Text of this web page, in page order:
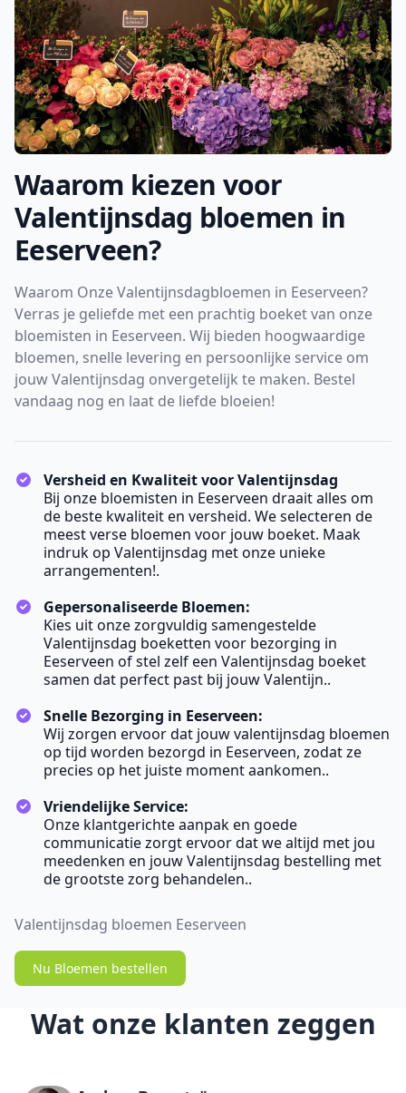
Waarom kiezen voor
Valentijnsdag bloemen in
Eeserveen?
Waarom Onze Valentijnsdagbloemen in Eeserveen?
Verras je geliefde met een prachtig boeket van onze
bloemisten in Eeserveen. Wij bieden hoogwaardige
bloemen, snelle levering en persoonlijke service om
jouw Valentijnsdag onvergetelijk te maken. Bestel
vandaag nog en laat de liefde bloeien!
Versheid en Kwaliteit voor Valentijnsdag
Bij onze bloemisten in Eeserveen draait alles om
de beste kwaliteit en versheid. We selecteren de
meest verse bloemen voor jouw boeket. Maak
indruk op Valentijnsdag met onze unieke
arrangementen!.
Gepersonaliseerde Bloemen:
Kies uit onze zorgvuldig samengestelde
Valentijnsdag boeketten voor bezorging in
Eeserveen of stel zelf een Valentijnsdag boeket
samen dat perfect past bij jouw Valentijn..
Snelle Bezorging in Eeserveen:
Wij zorgen ervoor dat jouw valentijnsdag bloemen
op tijd worden bezorgd in Eeserveen, zodat ze
precies op het juiste moment aankomen..
Vriendelijke Service:
Onze klantgerichte aanpak en goede
communicatie zorgt ervoor dat we altijd met jou
meedenken en jouw Valentijnsdag bestelling met
de grootste zorg behandelen..
Valentijnsdag bloemen Eeserveen
Nu Bloemen bestellen
Wat onze klanten zeggen